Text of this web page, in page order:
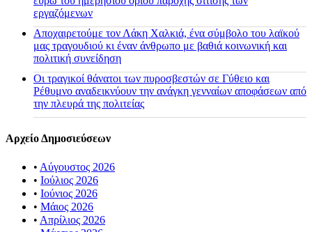
εργαζόμενων
Αποχαιρετούμε τον Λάκη Χαλκιά, ένα σύμβολο του λαϊκού
μας τραγουδιού κι έναν άνθρωπο με βαθιά κοινωνική και
πολιτική συνείδηση
Οι τραγικοί θάνατοι των πυροσβεστών σε Γύθειο και
Ρέθυμνο αναδεικνύουν την ανάγκη γενναίων αποφάσεων από
την πλευρά της πολιτείας
Αρχείο Δημοσιεύσεων
• Αύγουστος 2026
• Ιούλιος 2026
• Ιούνιος 2026
• Μάιος 2026
• Απρίλιος 2026